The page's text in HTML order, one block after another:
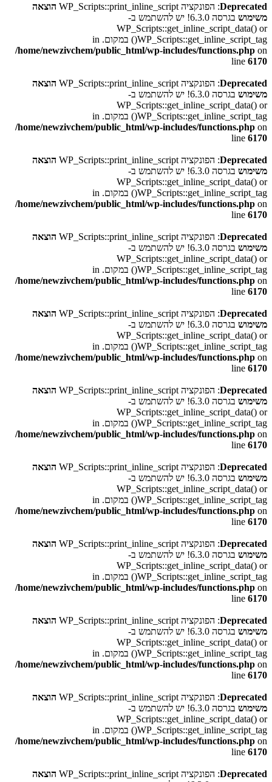
Deprecated: הפונקציה WP_Scripts::print_inline_script
הוצאה
משימוש
בגרסה 6.3.0! יש להשתמש ב-
WP_Scripts::get_inline_script_data() or
WP_Scripts::get_inline_script_tag() במקום. in
/home/newzivchem/public_html/wp-includes/functions.php on
line 6170
Deprecated: הפונקציה WP_Scripts::print_inline_script
הוצאה
משימוש
בגרסה 6.3.0! יש להשתמש ב-
WP_Scripts::get_inline_script_data() or
WP_Scripts::get_inline_script_tag() במקום. in
/home/newzivchem/public_html/wp-includes/functions.php on
line 6170
Deprecated: הפונקציה WP_Scripts::print_inline_script
הוצאה
משימוש
בגרסה 6.3.0! יש להשתמש ב-
WP_Scripts::get_inline_script_data() or
WP_Scripts::get_inline_script_tag() במקום. in
/home/newzivchem/public_html/wp-includes/functions.php on
line 6170
Deprecated: הפונקציה WP_Scripts::print_inline_script
הוצאה
משימוש
בגרסה 6.3.0! יש להשתמש ב-
WP_Scripts::get_inline_script_data() or
WP_Scripts::get_inline_script_tag() במקום. in
/home/newzivchem/public_html/wp-includes/functions.php on
line 6170
Deprecated: הפונקציה WP_Scripts::print_inline_script
הוצאה
משימוש
בגרסה 6.3.0! יש להשתמש ב-
WP_Scripts::get_inline_script_data() or
WP_Scripts::get_inline_script_tag() במקום. in
/home/newzivchem/public_html/wp-includes/functions.php on
line 6170
Deprecated: הפונקציה WP_Scripts::print_inline_script
הוצאה
משימוש
בגרסה 6.3.0! יש להשתמש ב-
WP_Scripts::get_inline_script_data() or
WP_Scripts::get_inline_script_tag() במקום. in
/home/newzivchem/public_html/wp-includes/functions.php on
line 6170
Deprecated: הפונקציה WP_Scripts::print_inline_script
הוצאה
משימוש
בגרסה 6.3.0! יש להשתמש ב-
WP_Scripts::get_inline_script_data() or
WP_Scripts::get_inline_script_tag() במקום. in
/home/newzivchem/public_html/wp-includes/functions.php on
line 6170
Deprecated: הפונקציה WP_Scripts::print_inline_script
הוצאה
משימוש
בגרסה 6.3.0! יש להשתמש ב-
WP_Scripts::get_inline_script_data() or
WP_Scripts::get_inline_script_tag() במקום. in
/home/newzivchem/public_html/wp-includes/functions.php on
line 6170
Deprecated: הפונקציה WP_Scripts::print_inline_script
הוצאה
משימוש
בגרסה 6.3.0! יש להשתמש ב-
WP_Scripts::get_inline_script_data() or
WP_Scripts::get_inline_script_tag() במקום. in
/home/newzivchem/public_html/wp-includes/functions.php on
line 6170
Deprecated: הפונקציה WP_Scripts::print_inline_script
הוצאה
משימוש
בגרסה 6.3.0! יש להשתמש ב-
WP_Scripts::get_inline_script_data() or
WP_Scripts::get_inline_script_tag() במקום. in
/home/newzivchem/public_html/wp-includes/functions.php on
line 6170
Deprecated: הפונקציה WP_Scripts::print_inline_script
הוצאה